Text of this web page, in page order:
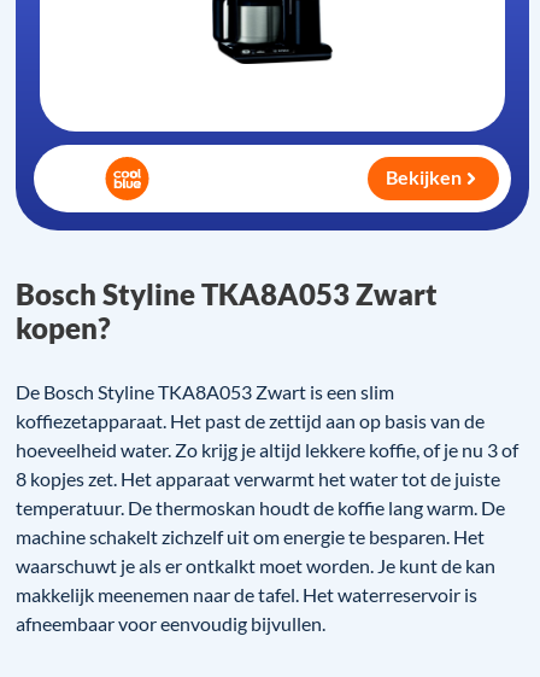
Bosch Styline TKA8A053 Zwart
kopen?
De Bosch Styline TKA8A053 Zwart is een slim
koffiezetapparaat. Het past de zettijd aan op basis van de
hoeveelheid water. Zo krijg je altijd lekkere koffie, of je nu 3 of
8 kopjes zet. Het apparaat verwarmt het water tot de juiste
temperatuur. De thermoskan houdt de koffie lang warm. De
machine schakelt zichzelf uit om energie te besparen. Het
waarschuwt je als er ontkalkt moet worden. Je kunt de kan
makkelijk meenemen naar de tafel. Het waterreservoir is
afneembaar voor eenvoudig bijvullen.
Bekijken